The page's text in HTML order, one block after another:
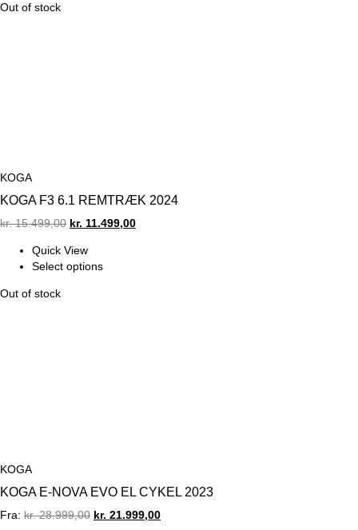
Out of stock
KOGA
KOGA F3 6.1 REMTRÆK 2024
kr.15.499,00 Original
was:
kr. 15.499,00.
kr. 11.499,00Current
Quick View
Select options
Out of stock
KOGA
KOGA E-NOVA EVO EL CYKEL 2023
Fra: kr.28.999,00 Original
kr. 21.999,00Current